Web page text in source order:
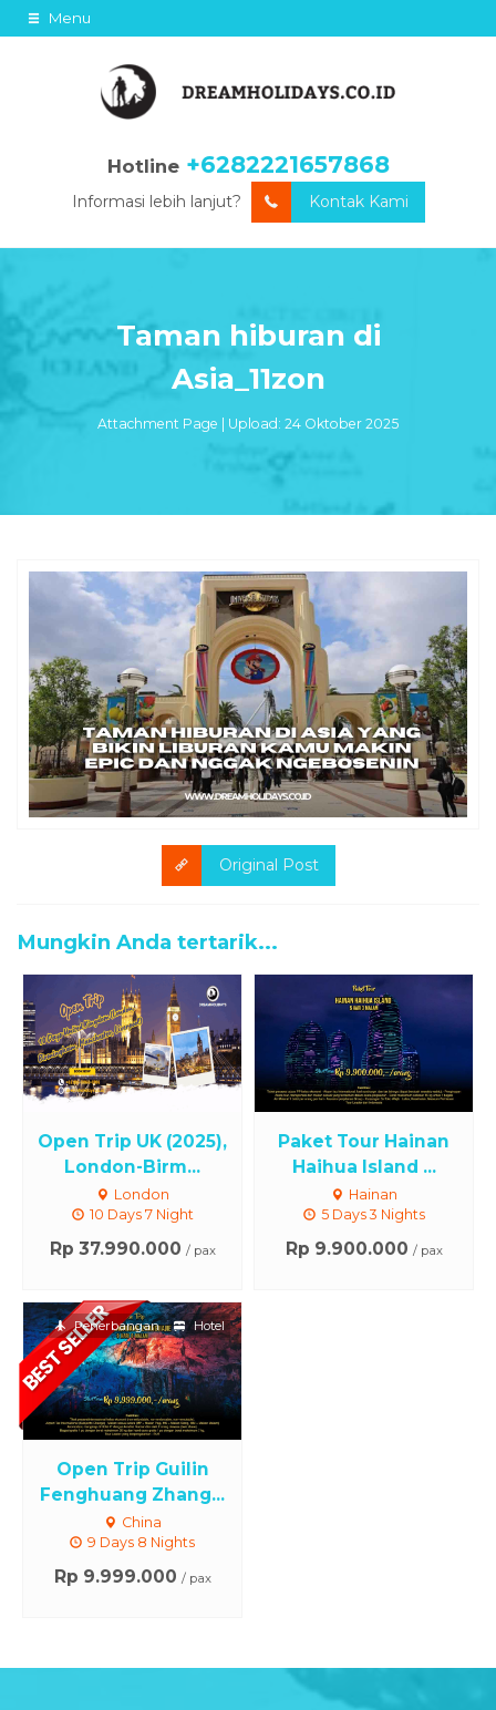
Menu
Hotline +6282221657868
Informasi lebih lanjut? Kontak Kami
Taman hiburan di
Asia_11zon
Attachment Page | Upload: 24 Oktober 2025
Original Post
Mungkin Anda tertarik...
Open Trip UK (2025),
London-Birm...
London
10 Days 7 Night
Rp 37.990.000 / pax
Paket Tour Hainan
Haihua Island ...
Hainan
5 Days 3 Nights
Rp 9.900.000 / pax
Open Trip Guilin
Fenghuang Zhang...
China
9 Days 8 Nights
Rp 9.999.000 / pax
Penerbangan Hotel